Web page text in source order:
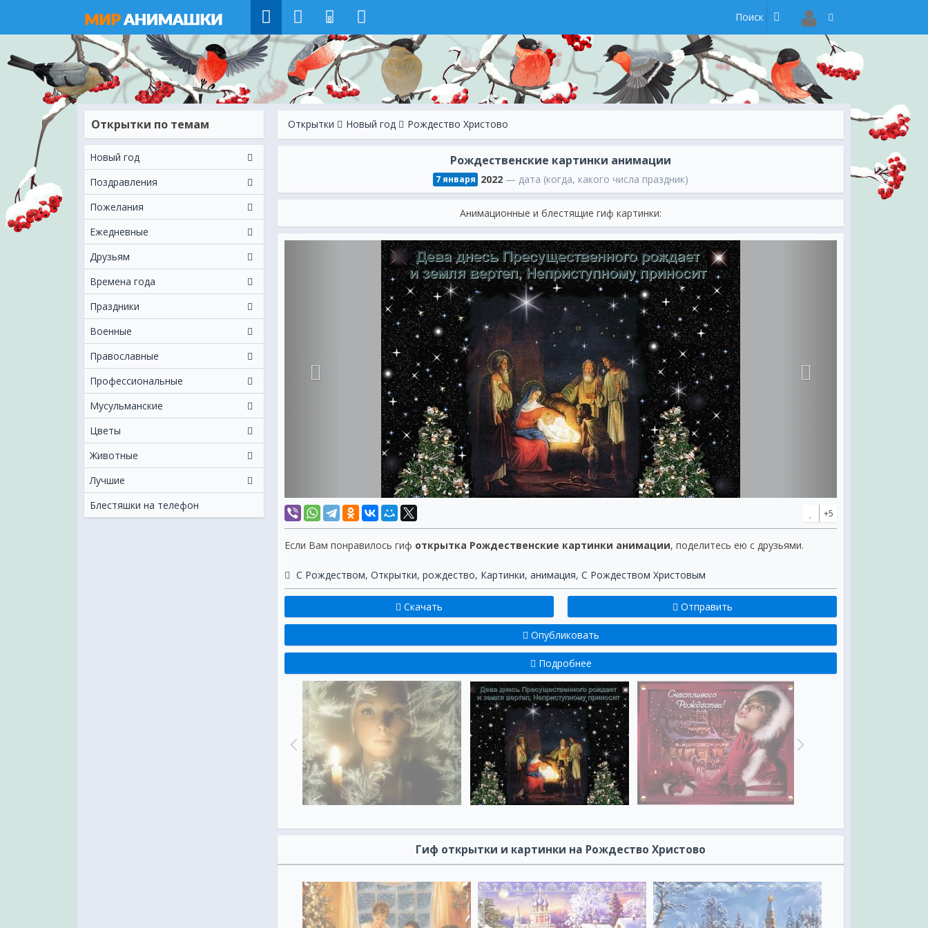
8
Открытки по темам
Новый год
Поздравления
Пожелания
Ежeдневные
Друзьям
Времена года
Праздники
Военные
Православные
Профессиональные
Мусульманские
Цветы
Животные
Лучшие
Блестяшки на телефон
Открытки Новый год Рождество Христово
Рождественские картинки анимации
7 января 2022 — дата (когда, какого числа праздник)
Анимационные и блестящие гиф картинки:
+5
Если Вам понравилось гиф открытка Рождественские картинки анимации, поделитесь ею с друзьями.
С Рождеством, Открытки, рождество, Картинки, анимация, C Рождеством Христовым
Скачать Отправить
Опубликовать
Подробнее
Гиф открытки и картинки на Рождество Христово